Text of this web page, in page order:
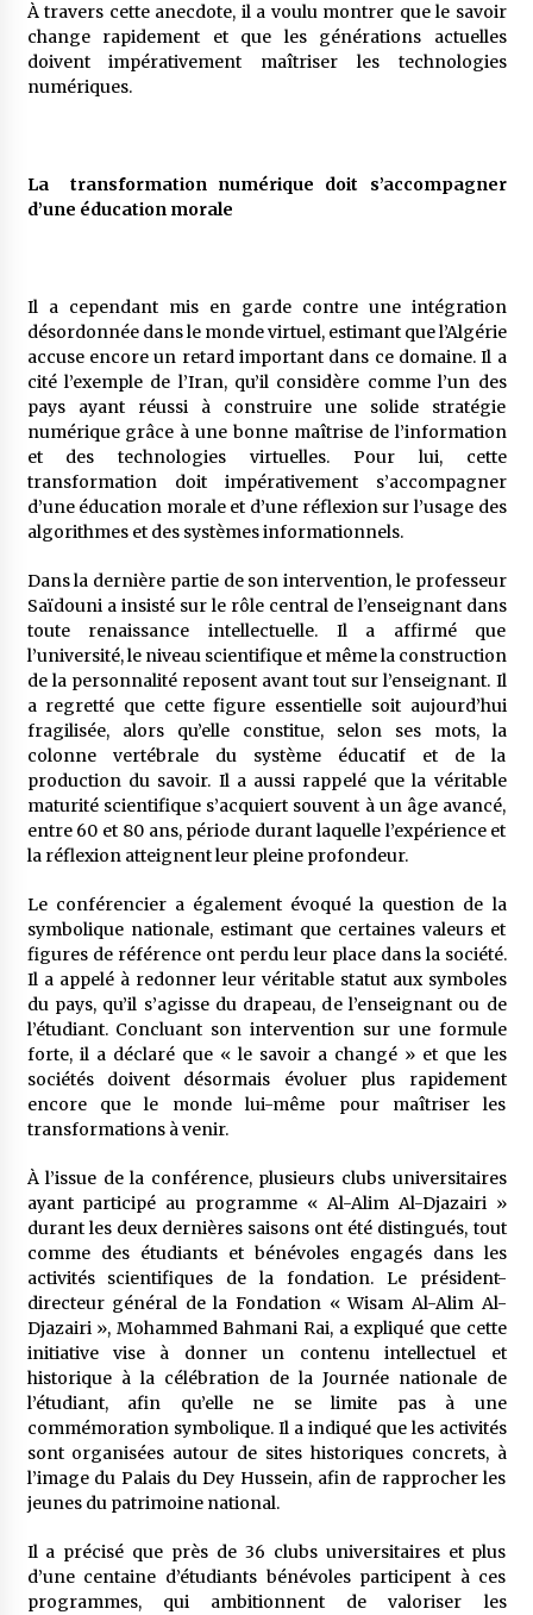
À travers cette anecdote, il a voulu montrer que le savoir
change rapidement et que les générations actuelles
doivent impérativement maîtriser les technologies
numériques.
La transformation numérique doit s’accompagner
d’une éducation morale
Il a cependant mis en garde contre une intégration
désordonnée dans le monde virtuel, estimant que l’Algérie
accuse encore un retard important dans ce domaine. Il a
cité l’exemple de l’Iran, qu’il considère comme l’un des
pays ayant réussi à construire une solide stratégie
numérique grâce à une bonne maîtrise de l’information
et des technologies virtuelles. Pour lui, cette
transformation doit impérativement s’accompagner
d’une éducation morale et d’une réflexion sur l’usage des
algorithmes et des systèmes informationnels.
Dans la dernière partie de son intervention, le professeur
Saïdouni a insisté sur le rôle central de l’enseignant dans
toute renaissance intellectuelle. Il a affirmé que
l’université, le niveau scientifique et même la construction
de la personnalité reposent avant tout sur l’enseignant. Il
a regretté que cette figure essentielle soit aujourd’hui
fragilisée, alors qu’elle constitue, selon ses mots, la
colonne vertébrale du système éducatif et de la
production du savoir. Il a aussi rappelé que la véritable
maturité scientifique s’acquiert souvent à un âge avancé,
entre 60 et 80 ans, période durant laquelle l’expérience et
la réflexion atteignent leur pleine profondeur.
Le conférencier a également évoqué la question de la
symbolique nationale, estimant que certaines valeurs et
figures de référence ont perdu leur place dans la société.
Il a appelé à redonner leur véritable statut aux symboles
du pays, qu’il s’agisse du drapeau, de l’enseignant ou de
l’étudiant. Concluant son intervention sur une formule
forte, il a déclaré que « le savoir a changé » et que les
sociétés doivent désormais évoluer plus rapidement
encore que le monde lui-même pour maîtriser les
transformations à venir.
À l’issue de la conférence, plusieurs clubs universitaires
ayant participé au programme « Al-Alim Al-Djazairi »
durant les deux dernières saisons ont été distingués, tout
comme des étudiants et bénévoles engagés dans les
activités scientifiques de la fondation. Le président-
directeur général de la Fondation « Wisam Al-Alim Al-
Djazairi », Mohammed Bahmani Rai, a expliqué que cette
initiative vise à donner un contenu intellectuel et
historique à la célébration de la Journée nationale de
l’étudiant, afin qu’elle ne se limite pas à une
commémoration symbolique. Il a indiqué que les activités
sont organisées autour de sites historiques concrets, à
l’image du Palais du Dey Hussein, afin de rapprocher les
jeunes du patrimoine national.
Il a précisé que près de 36 clubs universitaires et plus
d’une centaine d’étudiants bénévoles participent à ces
programmes, qui ambitionnent de valoriser les